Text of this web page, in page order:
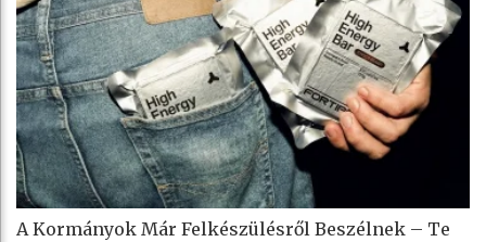
A Kormányok Már Felkészülésről Beszélnek – Te